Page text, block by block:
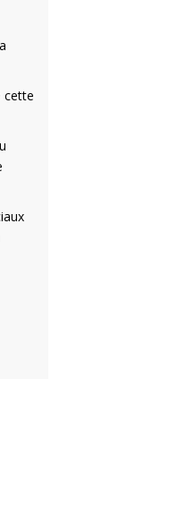
cette